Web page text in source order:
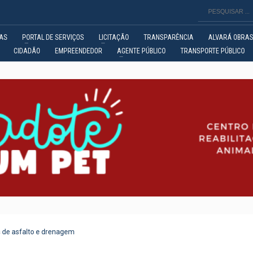
PORTAL DE SERVIÇOS LICITAÇÃO TRANSPARÊNCIA ALVARÁ OBRAS
CIDADÃO EMPREENDEDOR AGENTE PÚBLICO TRANSPORTE PÚBLICO
asfalto e drenagem